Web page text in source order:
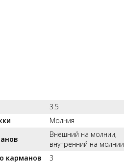
3.5
Молния
Внешний на молнии,
внутренний на молнии
карманов
3